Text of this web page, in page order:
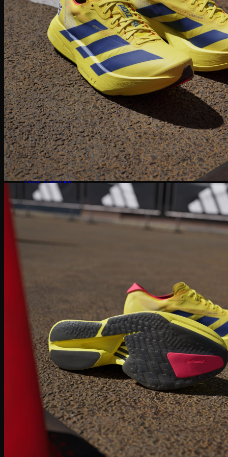
Converse 1970S
Converse Run Star
Onitsuka Tiger
Mexico 66
Serrano SL
Timberland
Travis Scott
Under Armour
Balenciaga
MLB
Dr. Martens
Hoka
Xvessel
Off-White
Saucony
Gucci
Bape
Dior
Golden Goose
Alexander McQueen
Rick Owens
Fear of God
Prada
Coach
Christian Louboutin
Jimmy Choo
Mihara Yasuhiro
Nike Stussy
Fred Perry
Moncler
Versace
New Balance
Onitsuka Tiger
Phụ Kiện
PickleBall
Nước Hoa
Kinh mắt
Túi chính hãng